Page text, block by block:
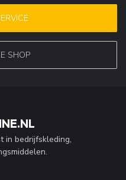
SHOP
in bedrijfskleding,